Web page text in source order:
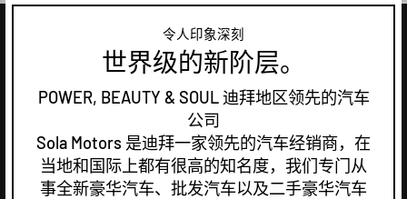
令人印象深刻
世界级的新阶层。
POWER, BEAUTY & SOUL 迪拜地区领先的汽车
公司
Sola Motors 是迪拜一家领先的汽车经销商，在
当地和国际上都有很高的知名度，我们专门从
事全新豪华汽车、批发汽车以及二手豪华汽车